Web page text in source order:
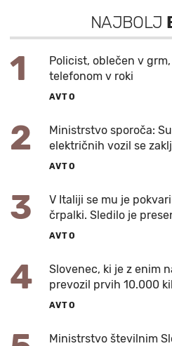
NAJBOLJ
1
Policist, oblečen v
telefonom v roki
AVTO
2
Ministrstvo sporoča:
električnih vozil se
AVTO
3
V Italiji se mu je
črpalki. Sledilo je
AVTO
4
Slovenec, ki je z enim
prevozil prvih 10.000
AVTO
Ministrstvo številnim